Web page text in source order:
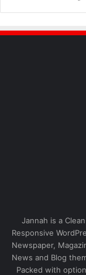
Jannah is a Clean
Responsive
Newspaper,
News and Blog
Packed with